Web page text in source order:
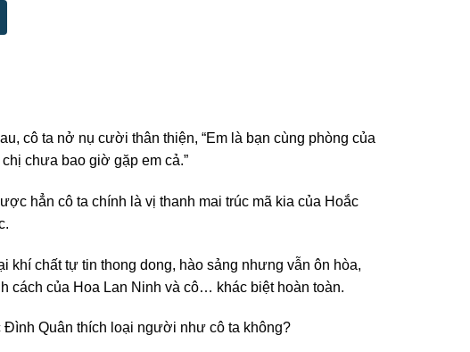
cô ta nở nụ cười thân thiện, “Em là bạn cùng phòng của
chưa bao giờ gặp em cả.”
hẳn cô ta chính là vị thanh mai trúc mã kia của Hoắc
khí chất tự tin thong dong, hào sảng nhưng vẫn ôn hòa,
cách của Hoa Lan Ninh và cô… khác biệt hoàn toàn.
Quân thích loại người như cô ta không?